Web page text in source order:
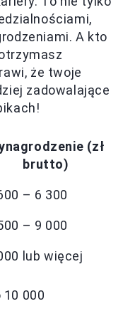
A kto
że twoje
zadowalające
(zł
brutto)
– 6 300
– 9 000
lub więcej
10 000